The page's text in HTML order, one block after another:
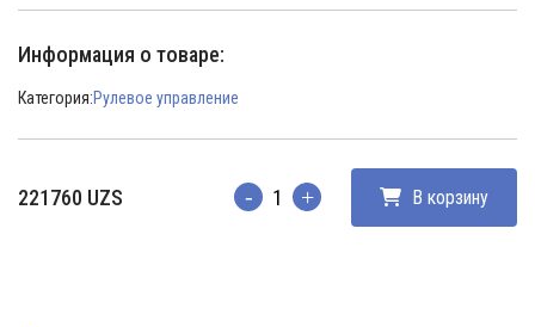
Информация о товаре:
Категория:Рулевое управление
221760 UZS Количество В корзину